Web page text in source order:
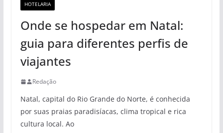
HOTELARIA
Onde se hospedar em Natal:
guia para diferentes perfis de
viajantes
Redação
Natal, capital do Rio Grande do Norte, é conhecida
por suas praias paradisíacas, clima tropical e rica
cultura local. Ao